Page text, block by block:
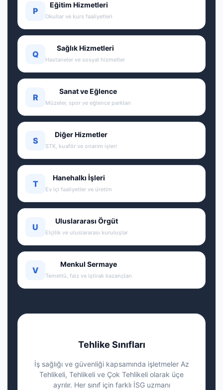
P
Eğitim Hizmetleri
Okullar ve kurs faaliyetleri
Q
Sağlık Hizmetleri
Hastaneler ve sosyal hizmetler
R
Sanat ve Eğlence
Müzeler, spor ve eğlence parkları
S
Diğer Hizmetler
STK, kuaför ve onarım işleri
T
Hanehalkı İşleri
Ev içi faaliyetler ve üretim
U
Uluslararası Örgüt
Elçilik ve uluslararası kuruluşlar
V
Menkul Sermaye
Temettü, faiz ve iştirak kazançları
Tehlike Sınıfları
İş sağlığı ve güvenliği kapsamında işletmeler Az
Tehlikeli, Tehlikeli ve Çok Tehlikeli olarak üçe
ayrılır. Her sınıf için farklı İSG uzmanı